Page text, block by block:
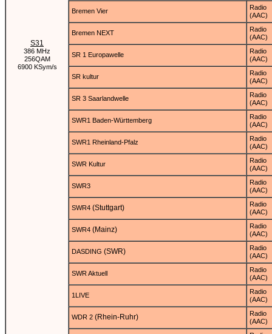
S31
386 MHz
256QAM
6900 KSym/s
Bremen Vier
Radio
(AAC)
Bremen NEXT
Radio
(AAC)
SR 1 Europawelle
Radio
(AAC)
SR kultur
Radio
(AAC)
SR 3 Saarlandwelle
Radio
(AAC)
SWR1 Baden-Württemberg
Radio
(AAC)
SWR1 Rheinland-Pfalz
Radio
(AAC)
SWR Kultur
Radio
(AAC)
SWR3
Radio
(AAC)
SWR4 (Stuttgart)
Radio
(AAC)
SWR4 (Mainz)
Radio
(AAC)
DASDING (SWR)
Radio
(AAC)
SWR Aktuell
Radio
(AAC)
1LIVE
Radio
(AAC)
WDR 2 (Rhein-Ruhr)
Radio
(AAC)